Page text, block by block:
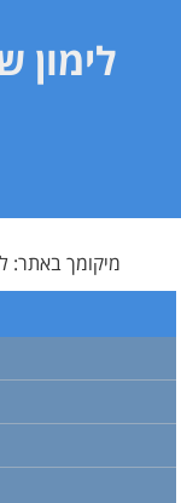
לימון
מיקומך באתר: